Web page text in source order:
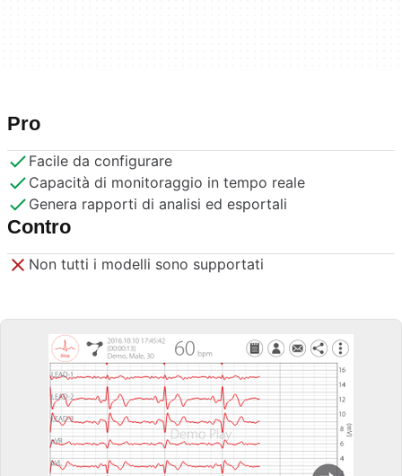
Pro
Facile da configurare
Capacità di monitoraggio in tempo reale
Genera rapporti di analisi ed esportali
Contro
Non tutti i modelli sono supportati